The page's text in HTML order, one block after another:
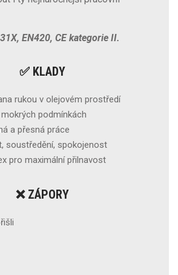
EN420, CE kategorie II.
✅ KLADY
rukou v olejovém prostředí
podmínkách
a přesná práce
soustředění, spokojenost
pro maximální přilnavost
❌ ZÁPORY